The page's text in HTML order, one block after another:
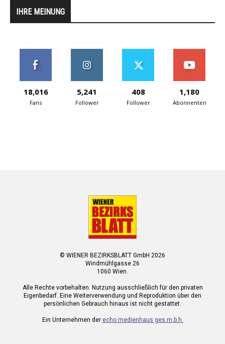
IHRE MEINUNG
18,016
Fans
5,241
Follower
408
Follower
1,180
Abonnenten
© WIENER BEZIRKSBLATT GmbH 2026
Windmühlgasse 26
1060 Wien.
Alle Rechte vorbehalten. Nutzung ausschließlich für den privaten
Eigenbedarf. Eine Weiterverwendung und Reproduktion über den
persönlichen Gebrauch hinaus ist nicht gestattet.
Ein Unternehmen der echo medienhaus ges.m.b.h.